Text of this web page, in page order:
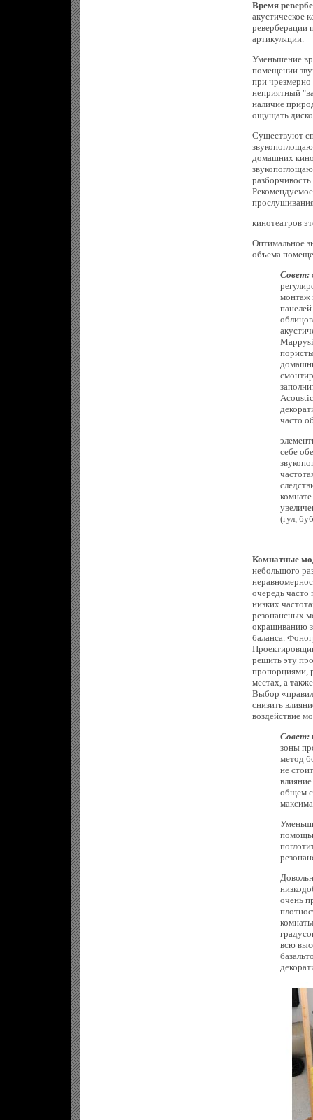
Время
акустическое
реверберации
артикуляции.
Уменьшение
помещении
при
неприятный
наличие
ощущать
Существуют
домашних
кинотеатров
Оптимальное
объема
Совет:
монтаж
часто
себе
(гул,
Комнатные
небольшого
очередь
низких
резонансных
окрашиванию
баланса.
решить эту
пропорциями,
местах, а
Выбор
снизить
воздействие
Совет:
зоны
метод
не
общем
очень
всю